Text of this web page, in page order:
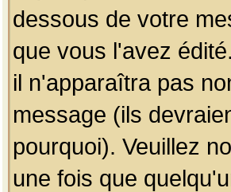
dessous de votre
que vous l'avez
il n'apparaîtra pas
message (ils
pourquoi). Veuillez
une fois que